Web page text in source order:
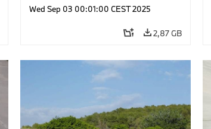
Wed Sep 03 00:01:00 CEST 2025
2,87 GB